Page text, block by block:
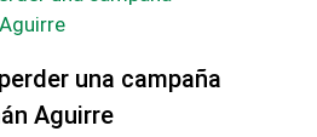
una campaña
Aguirre